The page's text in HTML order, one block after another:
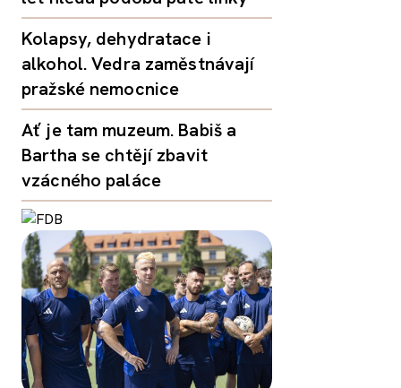
Kolapsy, dehydratace i
alkohol. Vedra zaměstnávají
pražské nemocnice
Ať je tam muzeum. Babiš a
Bartha se chtějí zbavit
vzácného paláce